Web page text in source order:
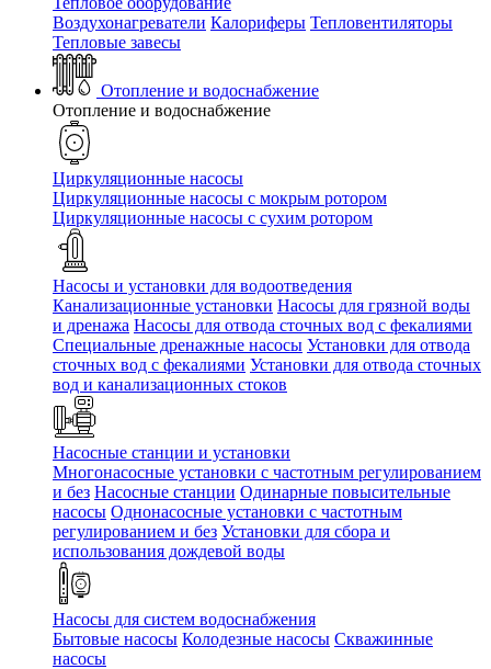
Воздухонагреватели Калориферы Тепловентиляторы
Тепловые завесы
Отопление и водоснабжение
Отопление и водоснабжение
Циркуляционные насосы
Циркуляционные насосы с мокрым ротором
Циркуляционные насосы с сухим ротором
Насосы и установки для водоотведения
Канализационные установки Насосы для грязной воды
и дренажа Насосы для отвода сточных вод c фекалиями
Специальные дренажные насосы Установки для отвода
сточных вод c фекалиями Установки для отвода сточных
вод и канализационных стоков
Насосные станции и установки
Многонасосные установки с частотным регулированием
и без Насосные станции Одинарные повысительные
насосы Однонасосные установки с частотным
регулированием и без Установки для сбора и
использования дождевой воды
Насосы для систем водоснабжения
Бытовые насосы Колодезные насосы Скважинные
насосы